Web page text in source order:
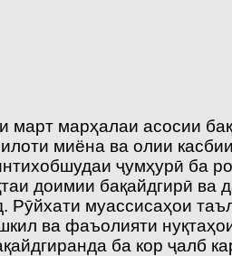
марҳалаи асосии
миёна ва олии
ҷумҳурӣ ба
доимии бақайдгирӣ ва
муассисаҳои
ва фаъолияти
ба кор ҷалб